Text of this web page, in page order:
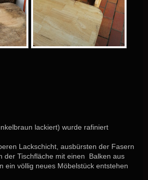
lackiert) wurde rafiniert
Lackschicht, ausbürsten der Fasern
der Tischfläche mit einen Balken aus
ein völlig neues Möbelstück entstehen